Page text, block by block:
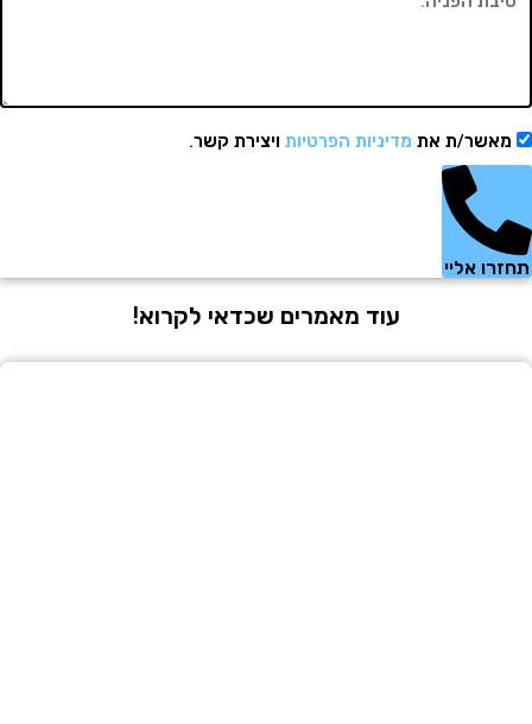
ת אתמדיניות הפרטיותויצירת קשר.
אליי
עוד מאמרים שכדאי לקרוא!